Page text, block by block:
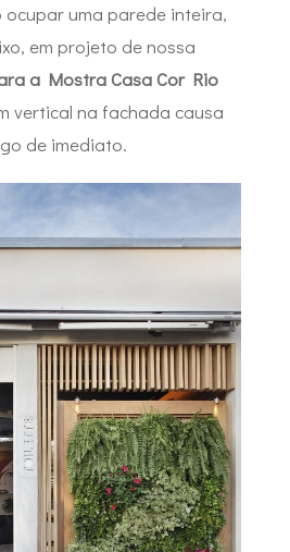
ocupar uma parede inteira,
em projeto de nossa
a Mostra Casa Cor Rio
vertical na fachada causa
de imediato.